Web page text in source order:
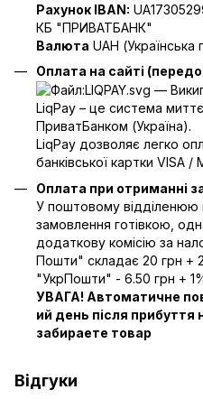
Рахунок IBAN:
КБ "ПРИВАТБАНК"
Валюта UAH (Українська
Оплата на сайті
LiqPay – це система
ПриватБанком (Україна).
LiqPay дозволяє легко
банківської картки VISA /
Оплата при отриманні
У поштовому відділенюю
замовлення готівкою,
додаткову комісію за
Пошти" складає 20 грн +
"УкрПошти" - 6.50 грн +
УВАГА! Автоматичне
ий день після прибуття
забираете товар
Відгуки